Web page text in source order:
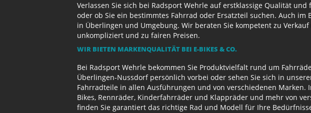
Verlassen Sie sich bei Radsport Wehrle auf erstklassige Qualität
oder ob Sie ein bestimmtes Fahrrad oder Ersatzteil suchen. Auch
in Überlingen und Umgebung. Wir beraten Sie kompetent zu
unkompliziert und zu fairen Preisen.
WIR BIETEN MARKENQUALITÄT BEI E-BIKES & CO.
Bei Radsport Wehrle bekommen Sie Produktvielfalt rund um
Überlingen-Nussdorf persönlich vorbei oder sehen Sie sich in
Fahrradteile in allen Ausführungen und von verschiedenen
Bikes, Rennräder, Kinderfahrräder und Klappräder und mehr von
finden Sie garantiert das richtige Rad und Modell für Ihre